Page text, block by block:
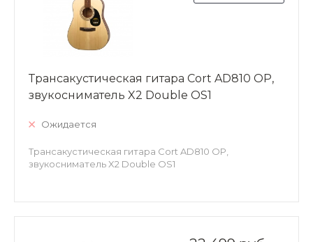
Трансакустическая гитара Cort AD810 OP,
звукосниматель X2 Double OS1
Ожидается
Трансакустическая гитара Cort AD810 OP,
звукосниматель X2 Double OS1